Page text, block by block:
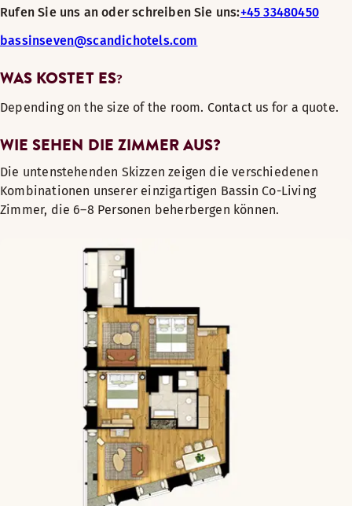
Rufen Sie uns an oder schreiben Sie uns:+45 33480450
bassinseven@scandichotels.com
WAS KOSTET ES?
Depending on the size of the room. Contact us for a quote.
WIE SEHEN DIE ZIMMER AUS?
Die untenstehenden Skizzen zeigen die verschiedenen
Kombinationen unserer einzigartigen Bassin Co-Living
Zimmer, die 6–8 Personen beherbergen können.